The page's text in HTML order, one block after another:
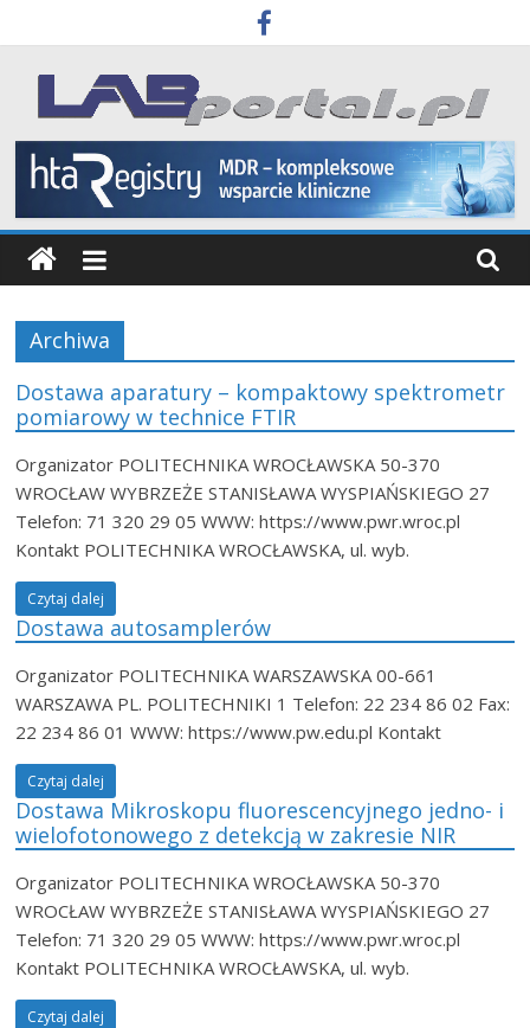
to
content
Labportal
Laboratoria
Aparatura
Badania
Archiwa
Dostawa aparatury – kompaktowy spektrometr
pomiarowy w technice FTIR
Organizator POLITECHNIKA WROCŁAWSKA 50-370
WROCŁAW WYBRZEŻE STANISŁAWA WYSPIAŃSKIEGO 27
Telefon: 71 320 29 05 WWW: https://www.pwr.wroc.pl
Kontakt POLITECHNIKA WROCŁAWSKA, ul. wyb.
Czytaj dalej
Dostawa autosamplerów
Organizator POLITECHNIKA WARSZAWSKA 00-661
WARSZAWA PL. POLITECHNIKI 1 Telefon: 22 234 86 02 Fax:
22 234 86 01 WWW: https://www.pw.edu.pl Kontakt
Czytaj dalej
Dostawa Mikroskopu fluorescencyjnego jedno- i
wielofotonowego z detekcją w zakresie NIR
Organizator POLITECHNIKA WROCŁAWSKA 50-370
WROCŁAW WYBRZEŻE STANISŁAWA WYSPIAŃSKIEGO 27
Telefon: 71 320 29 05 WWW: https://www.pwr.wroc.pl
Kontakt POLITECHNIKA WROCŁAWSKA, ul. wyb.
Czytaj dalej